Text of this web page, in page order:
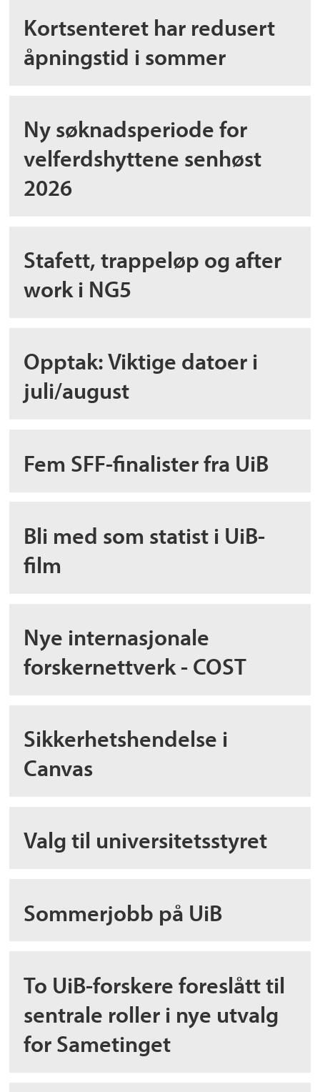
Kortsenteret har redusert
åpningstid i sommer
Ny søknadsperiode for
velferdshyttene senhøst
2026
Stafett, trappeløp og after
work i NG5
Opptak: Viktige datoer i
juli/august
Fem SFF-finalister fra UiB
Bli med som statist i UiB-
film
Nye internasjonale
forskernettverk - COST
Sikkerhetshendelse i
Canvas
Valg til universitetsstyret
Sommerjobb på UiB
To UiB-forskere foreslått til
sentrale roller i nye utvalg
for Sametinget